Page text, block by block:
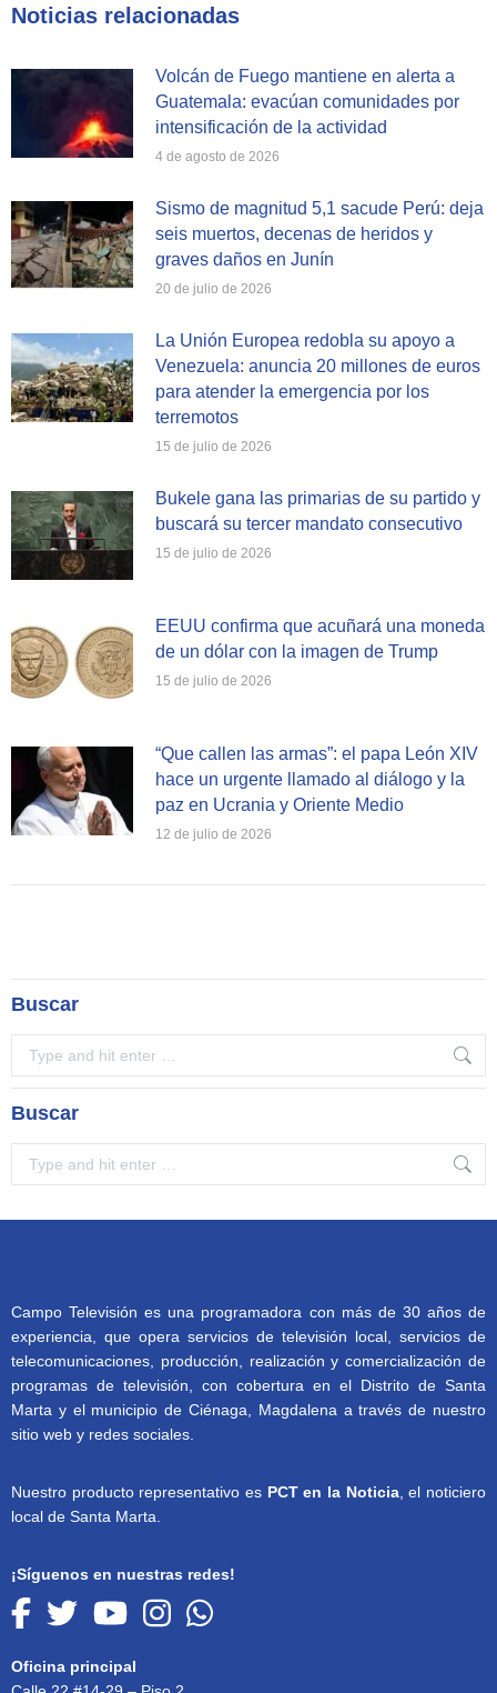
Noticias relacionadas
Volcán de Fuego mantiene en alerta a
Guatemala: evacúan comunidades por
intensificación de la actividad
4 de agosto de 2026
Sismo de magnitud 5,1 sacude Perú: deja
seis muertos, decenas de heridos y
graves daños en Junín
20 de julio de 2026
La Unión Europea redobla su apoyo a
Venezuela: anuncia 20 millones de euros
para atender la emergencia por los
terremotos
15 de julio de 2026
Bukele gana las primarias de su partido y
buscará su tercer mandato consecutivo
15 de julio de 2026
EEUU confirma que acuñará una moneda
de un dólar con la imagen de Trump
15 de julio de 2026
“Que callen las armas”: el papa León XIV
hace un urgente llamado al diálogo y la
paz en Ucrania y Oriente Medio
12 de julio de 2026
Buscar
Buscar
Campo Televisión es una programadora con más de 30 años de
experiencia, que opera servicios de televisión local, servicios de
telecomunicaciones, producción, realización y comercialización de
programas de televisión, con cobertura en el Distrito de Santa
Marta y el municipio de Ciénaga, Magdalena a través de nuestro
sitio web y redes sociales.
Nuestro producto representativo es PCT en la Noticia, el noticiero
local de Santa Marta.
¡Síguenos en nuestras redes!
Oficina principal